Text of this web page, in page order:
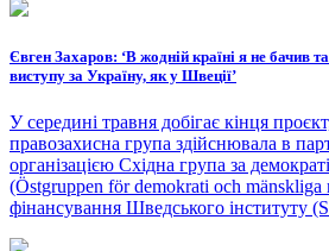
Євген Захаров: ‘В жодній країні я не бачив
виступу за Україну, як у Швеції’
У середині травня добігає кінця
правозахисна група здійснювала в
організацією Східна група за
(Östgruppen för demokrati och mänskliga
фінансування Шведського інституту